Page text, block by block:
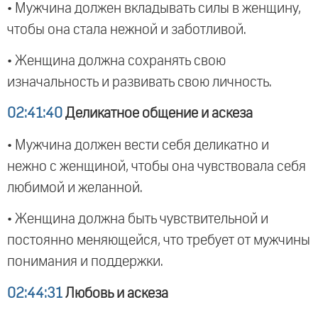
• Мужчина должен вкладывать силы в женщину,
чтобы она стала нежной и заботливой.
• Женщина должна сохранять свою
изначальность и развивать свою личность.
02:41:40 Деликатное общение и аскеза
• Мужчина должен вести себя деликатно и
нежно с женщиной, чтобы она чувствовала себя
любимой и желанной.
• Женщина должна быть чувствительной и
постоянно меняющейся, что требует от мужчины
понимания и поддержки.
02:44:31 Любовь и аскеза